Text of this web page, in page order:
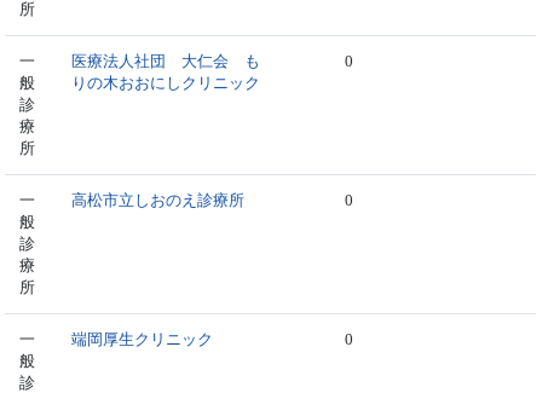
所
一
般
診
療
所
医療法人社団 大仁会 も
りの木おおにしクリニック
0
一
般
診
療
所
高松市立しおのえ診療所 0
一
般
診
端岡厚生クリニック 0